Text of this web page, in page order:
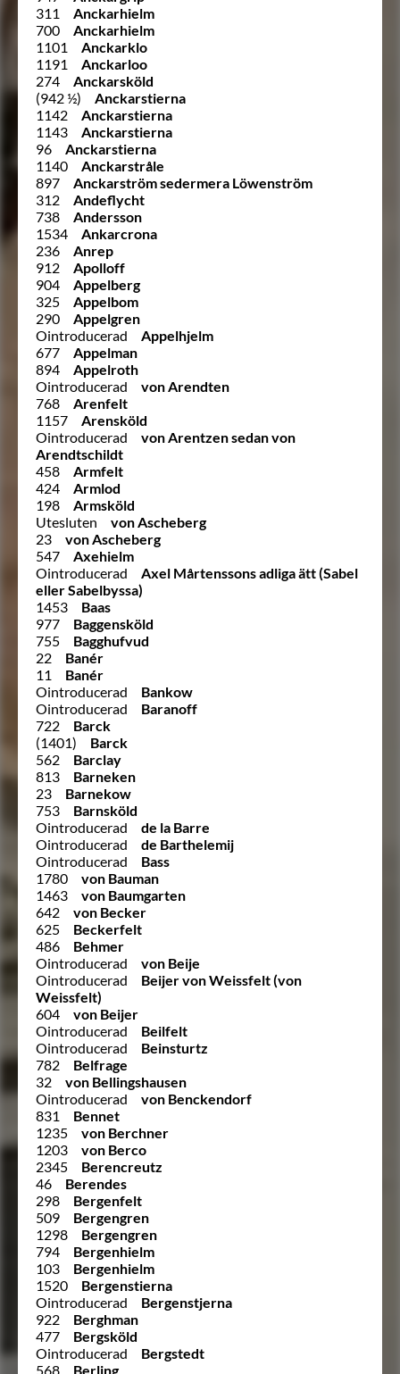
311
Anckarhielm
700
Anckarhielm
1101
Anckarklo
1191
Anckarloo
274
Anckarsköld
(942 ½)
Anckarstierna
1142
Anckarstierna
1143
Anckarstierna
96
Anckarstierna
1140
Anckarstråle
897
Anckarström sedermera Löwenström
312
Andeflycht
738
Andersson
1534
Ankarcrona
236
Anrep
912
Apolloff
904
Appelberg
325
Appelbom
290
Appelgren
Ointroducerad
Appelhjelm
677
Appelman
894
Appelroth
Ointroducerad
von Arendten
768
Arenfelt
1157
Arensköld
Ointroducerad
von Arentzen sedan von
Arendtschildt
458
Armfelt
424
Armlod
198
Armsköld
Utesluten
von Ascheberg
23
von Ascheberg
547
Axehielm
Ointroducerad
Axel Mårtenssons adliga ätt (Sabel
eller Sabelbyssa)
1453
Baas
977
Baggensköld
755
Bagghufvud
22
Banér
11
Banér
Ointroducerad
Bankow
Ointroducerad
Baranoff
722
Barck
(1401)
Barck
562
Barclay
813
Barneken
23
Barnekow
753
Barnsköld
Ointroducerad
de la Barre
Ointroducerad
de Barthelemij
Ointroducerad
Bass
1780
von Bauman
1463
von Baumgarten
642
von Becker
625
Beckerfelt
486
Behmer
Ointroducerad
von Beije
Ointroducerad
Beijer von Weissfelt (von
Weissfelt)
604
von Beijer
Ointroducerad
Beilfelt
Ointroducerad
Beinsturtz
782
Belfrage
32
von Bellingshausen
Ointroducerad
von Benckendorf
831
Bennet
1235
von Berchner
1203
von Berco
2345
Berencreutz
46
Berendes
298
Bergenfelt
509
Bergengren
1298
Bergengren
794
Bergenhielm
103
Bergenhielm
1520
Bergenstierna
Ointroducerad
Bergenstjerna
922
Berghman
477
Bergsköld
Ointroducerad
Bergstedt
568
Berling